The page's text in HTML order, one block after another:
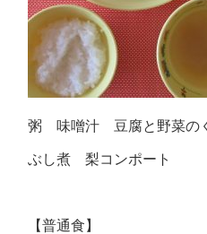
粥 味噌汁 豆腐と野菜の
ぶし煮 梨コンポート
【普通食】